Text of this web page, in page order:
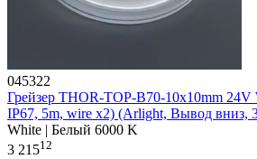
045322
Грейзер THOR-TOP-B70-10x10mm 24V
IP67, 5m, wire x2) (Arlight, Вывод вниз,
White | Белый 6000 K
3 21512